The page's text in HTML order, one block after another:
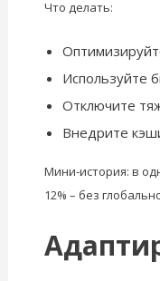
Что делать:
Используйте
Отключите
Внедрите
Мини-история: в
12% – без